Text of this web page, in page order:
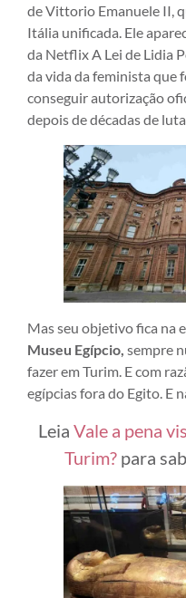
de Vittorio Emanuele II,
Itália unificada. Ele
da Netflix A Lei de Lidia
da vida da feminista que
conseguir autorização
depois de décadas de
Mas seu objetivo fica na
Museu Egípcio, sempre
fazer em Turim. E com
egípcias fora do Egito. E
Leia Vale a pena
Turim?para